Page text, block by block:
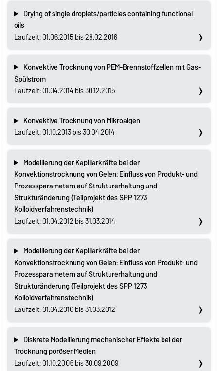
Drying of single droplets/particles containing functional
oils
Laufzeit: 01.06.2015 bis 28.02.2016
Konvektive Trocknung von PEM-Brennstoffzellen mit Gas-
Spülstrom
Laufzeit: 01.04.2014 bis 30.12.2015
Konvektive Trocknung von Mikroalgen
Laufzeit: 01.10.2013 bis 30.04.2014
Modellierung der Kapillarkräfte bei der
Konvektionstrocknung von Gelen: Einfluss von Produkt- und
Prozessparametern auf Strukturerhaltung und
Strukturänderung (Teilprojekt des SPP 1273
Kolloidverfahrenstechnik)
Laufzeit: 01.04.2012 bis 31.03.2014
Modellierung der Kapillarkräfte bei der
Konvektionstrocknung von Gelen: Einfluss von Produkt- und
Prozessparametern auf Strukturerhaltung und
Strukturänderung (Teilprojekt des SPP 1273
Kolloidverfahrenstechnik)
Laufzeit: 01.04.2010 bis 31.03.2012
Diskrete Modellierung mechanischer Effekte bei der
Trocknung poröser Medien
Laufzeit: 01.10.2006 bis 30.09.2009